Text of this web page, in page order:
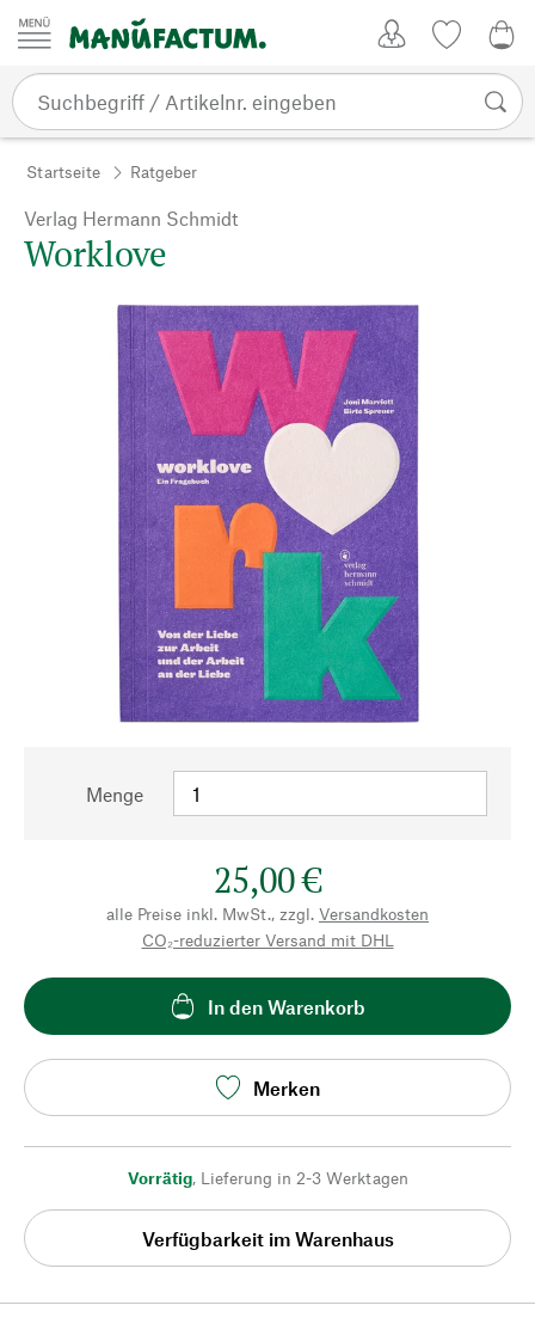
Zum Inhalt springen
Startseite Ratgeber
Verlag Hermann Schmidt
Worklove
Menge
25,00 €
alle Preise inkl. MwSt., zzgl. Versandkosten
CO₂-reduzierter Versand mit DHL
In den Warenkorb
Merken
Vorrätig, Lieferung in 2-3 Werktagen
Verfügbarkeit im Warenhaus